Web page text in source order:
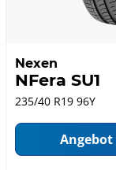
Nexen
NFera SU1
235/40 R19 96Y